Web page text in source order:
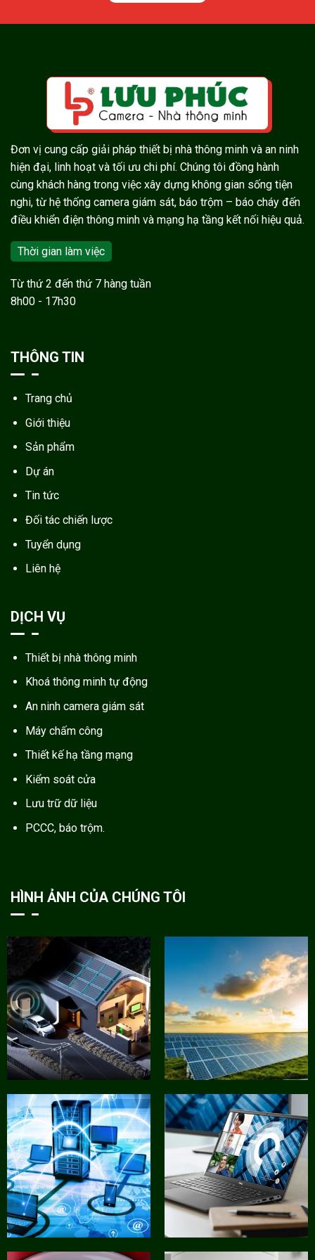
Đơn vị cung cấp giải pháp thiết bị nhà thông minh và an ninh
hiện đại, linh hoạt và tối ưu chi phí. Chúng tôi đồng hành
cùng khách hàng trong việc xây dựng không gian sống tiện
nghi, từ hệ thống camera giám sát, báo trộm – báo cháy đến
điều khiển điện thông minh và mạng hạ tầng kết nối hiệu quả.
Thời gian làm việc
Từ thứ 2 đến thứ 7 hàng tuần
8h00 - 17h30
THÔNG TIN
Trang chủ
Giới thiệu
Sản phẩm
Dự án
Tin tức
Đối tác chiến lược
Tuyển dụng
Liên hệ
DỊCH VỤ
Thiết bị nhà thông minh
Khoá thông minh tự động
An ninh camera giám sát
Máy chấm công
Thiết kế hạ tầng mạng
Kiểm soát cửa
Lưu trữ dữ liệu
PCCC, báo trộm.
HÌNH ẢNH CỦA CHÚNG TÔI